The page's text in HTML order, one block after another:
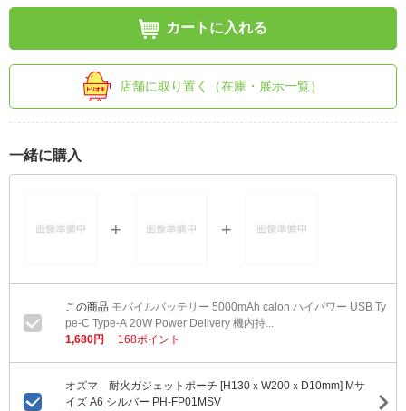
カートに入れる
店舗に取り置く（在庫・展示一覧）
一緒に購入
モバイルバッテリー 5000mAh calon ハイパワー USB Ty
pe-C Type-A 20W Power Delivery 機内持...
1,680円
168ポイント
オズマ 耐火ガジェットポーチ [H130ｘW200ｘD10mm] Mサ
イズ A6 シルバー PH-FP01MSV